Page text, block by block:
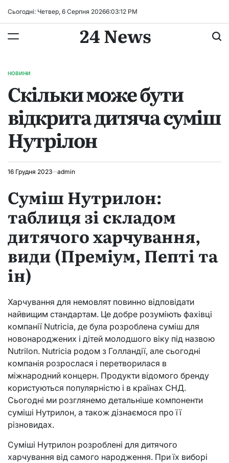
Сьогодні: Четвер, 6 Серпня 20266:03:13 PM
24 News
ОПУБЛІКУВАТИ
НОВИНИ
Скільки може бути
відкрита дитяча суміш
Нутрілон
16 Грудня 2023 admin
Суміш Нутрилон:
таблиця зі складом
дитячого харчування,
види (Преміум, Пепті та
ін)
Харчування для немовлят повинно відповідати
найвищим стандартам. Це добре розуміють фахівці
компанії Nutricia, де була розроблена суміш для
новонароджених і дітей молодшого віку під назвою
Nutrilon. Nutricia родом з Голландії, але сьогодні
компанія розрослася і перетворилася в
міжнародний концерн. Продукти відомого бренду
користуються популярністю і в країнах СНД.
Сьогодні ми розглянемо детальніше компоненти
суміші Нутрилон, а також дізнаємося про її
різновидах.
Суміші Нутрилон розроблені для дитячого
харчування від самого народження. При їх виборі